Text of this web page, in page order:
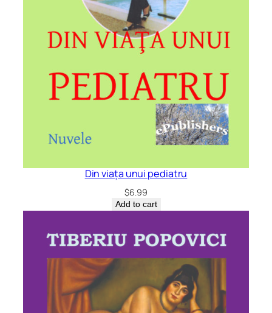
Din viața unui pediatru
$6.99
Add to cart